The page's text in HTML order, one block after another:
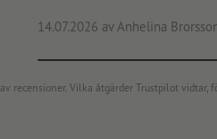
14.07.2026 av Anhelina
recensioner. Vilka åtgärder Trustpilot